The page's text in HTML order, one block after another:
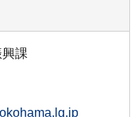
課